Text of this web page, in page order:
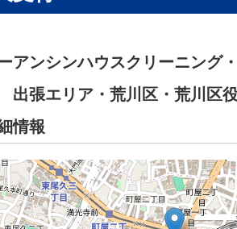
アンシンハウスクリーニング
張エリア・荒川区・荒川区
情報